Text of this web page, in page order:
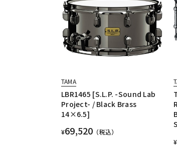
TAMA
LBR1465 [S.L.P. -Sound Lab
Project- / Black Brass
14×6.5]
¥69,520 （税込）
¥